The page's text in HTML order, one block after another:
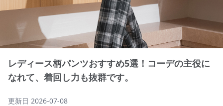
レディース柄パンツおすすめ5選！コーデの主役に
なれて、着回し力も抜群です。
更新日 2026-07-08